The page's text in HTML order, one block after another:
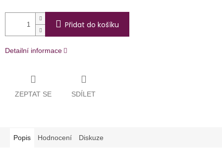
Přidat do košíku
Detailní informace
ZEPTAT SE SDÍLET
Popis Hodnocení Diskuze